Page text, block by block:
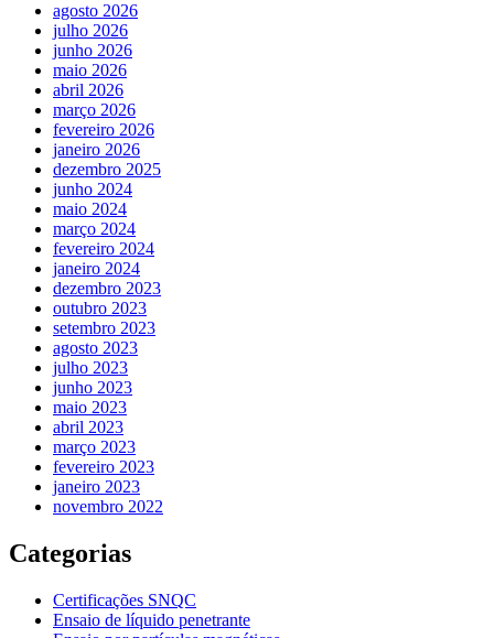
agosto 2026
julho 2026
junho 2026
maio 2026
abril 2026
março 2026
fevereiro 2026
janeiro 2026
dezembro 2025
junho 2024
maio 2024
março 2024
fevereiro 2024
janeiro 2024
dezembro 2023
outubro 2023
setembro 2023
agosto 2023
julho 2023
junho 2023
maio 2023
abril 2023
março 2023
fevereiro 2023
janeiro 2023
novembro 2022
Categorias
Certificações SNQC
Ensaio de líquido penetrante